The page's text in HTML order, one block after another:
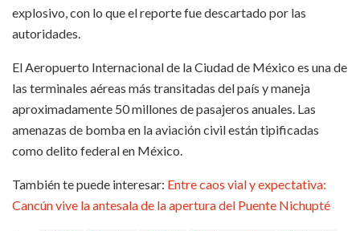
explosivo, con lo que el reporte fue descartado por las
autoridades.
El Aeropuerto Internacional de la Ciudad de México es una de
las terminales aéreas más transitadas del país y maneja
aproximadamente 50 millones de pasajeros anuales. Las
amenazas de bomba en la aviación civil están tipificadas
como delito federal en México.
También te puede interesar: Entre caos vial y expectativa:
Cancún vive la antesala de la apertura del Puente Nichupté